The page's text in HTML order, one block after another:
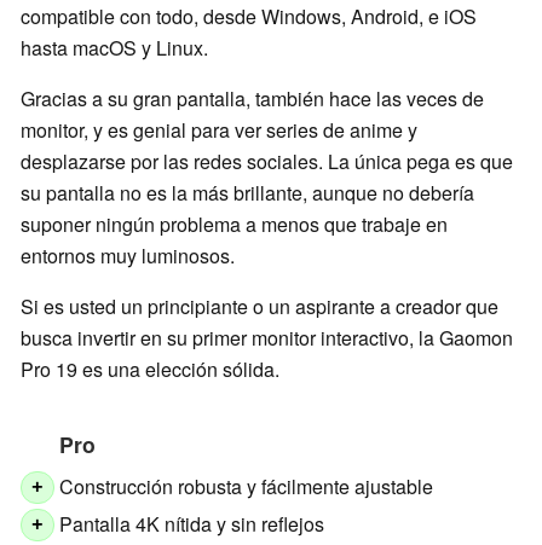
compatible con todo, desde Windows, Android, e iOS
hasta macOS y Linux.
Gracias a su gran pantalla, también hace las veces de
monitor, y es genial para ver series de anime y
desplazarse por las redes sociales. La única pega es que
su pantalla no es la más brillante, aunque no debería
suponer ningún problema a menos que trabaje en
entornos muy luminosos.
Si es usted un principiante o un aspirante a creador que
busca invertir en su primer monitor interactivo, la Gaomon
Pro 19 es una elección sólida.
Pro
+ Construcción robusta y fácilmente ajustable
+ Pantalla 4K nítida y sin reflejos